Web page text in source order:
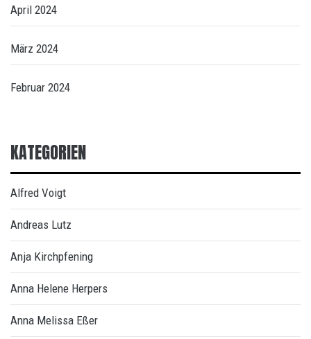
April 2024
März 2024
Februar 2024
KATEGORIEN
Alfred Voigt
Andreas Lutz
Anja Kirchpfening
Anna Helene Herpers
Anna Melissa Eßer